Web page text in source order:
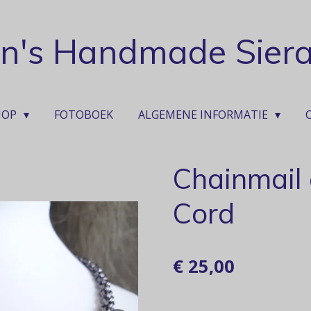
Handmade
FOTOBOEK ALGEMENE INFORMATIE
Chainmail
Cord
€ 25,00